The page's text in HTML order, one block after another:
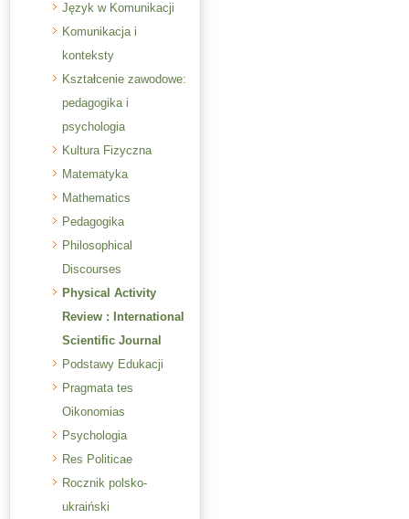
Język w Komunikacji
Komunikacja i
konteksty
Kształcenie zawodowe:
pedagogika i
psychologia
Kultura Fizyczna
Matematyka
Mathematics
Pedagogika
Philosophical
Discourses
Physical Activity
Review : International
Scientific Journal
Podstawy Edukacji
Pragmata tes
Oikonomias
Psychologia
Res Politicae
Rocznik polsko-
ukraiński